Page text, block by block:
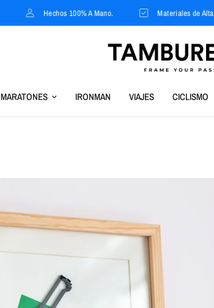
Hechos 100% A Mano. Materiales de Alta Calidad.
MARATONES IRONMAN VIAJES CICLISMO